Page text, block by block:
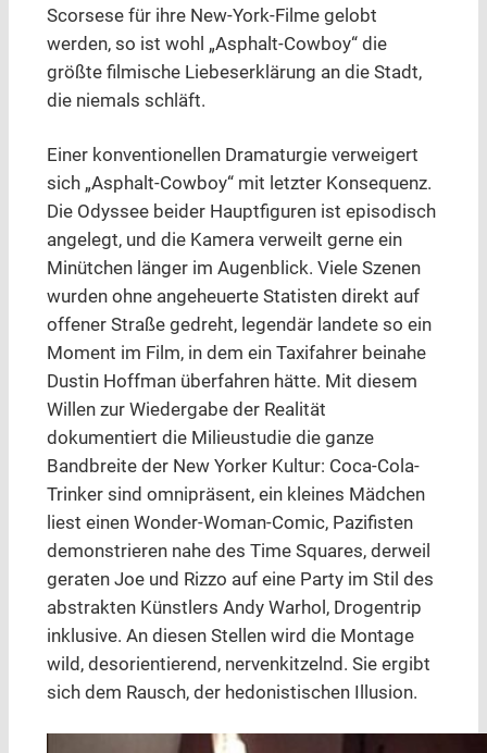
Scorsese für ihre New-York-Filme gelobt
werden, so ist wohl „Asphalt-Cowboy“ die
größte filmische Liebeserklärung an die Stadt,
die niemals schläft.
Einer konventionellen Dramaturgie verweigert
sich „Asphalt-Cowboy“ mit letzter Konsequenz.
Die Odyssee beider Hauptfiguren ist episodisch
angelegt, und die Kamera verweilt gerne ein
Minütchen länger im Augenblick. Viele Szenen
wurden ohne angeheuerte Statisten direkt auf
offener Straße gedreht, legendär landete so ein
Moment im Film, in dem ein Taxifahrer beinahe
Dustin Hoffman überfahren hätte. Mit diesem
Willen zur Wiedergabe der Realität
dokumentiert die Milieustudie die ganze
Bandbreite der New Yorker Kultur: Coca-Cola-
Trinker sind omnipräsent, ein kleines Mädchen
liest einen Wonder-Woman-Comic, Pazifisten
demonstrieren nahe des Time Squares, derweil
geraten Joe und Rizzo auf eine Party im Stil des
abstrakten Künstlers Andy Warhol, Drogentrip
inklusive. An diesen Stellen wird die Montage
wild, desorientierend, nervenkitzelnd. Sie ergibt
sich dem Rausch, der hedonistischen Illusion.